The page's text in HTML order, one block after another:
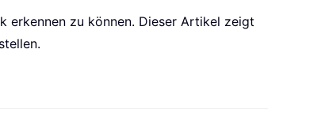
erkennen zu können. Dieser Artikel zeigt